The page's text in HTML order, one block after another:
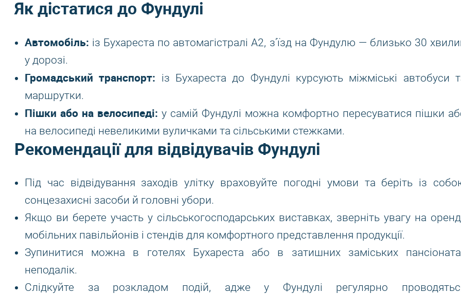
Як дістатися до Фундулі
Автомобіль: із Бухареста по автомагістралі A2, з’їзд на Фундулю — близько 30
у дорозі.
Громадський транспорт: із Бухареста до Фундулі курсують міжміські автобуси
маршрутки.
Пішки або на велосипеді: у самій Фундулі можна комфортно пересуватися пішки
на велосипеді невеликими вуличками та сільськими стежками.
Рекомендації для відвідувачів Фундулі
Під час відвідування заходів улітку враховуйте погодні умови та беріть із
сонцезахисні засоби й головні убори.
Якщо ви берете участь у сільськогосподарських виставках, зверніть увагу на
мобільних павільйонів і стендів для комфортного представлення продукції.
Зупинитися можна в готелях Бухареста або в затишних заміських
неподалік.
Слідкуйте за розкладом подій, адже у Фундулі регулярно